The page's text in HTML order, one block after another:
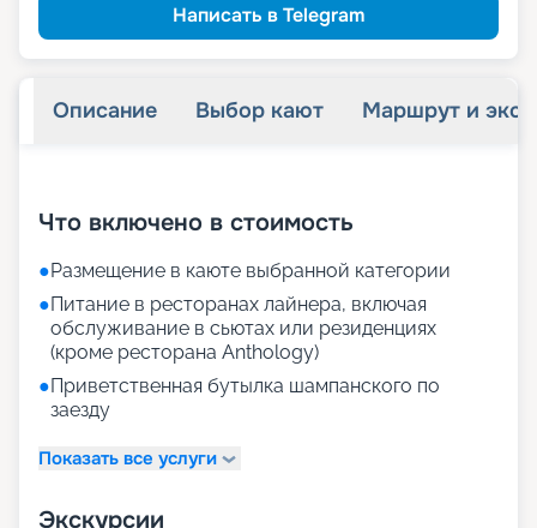
Написать в Telegram
Описание Выбор кают Маршрут и
Что включено в стоимость
●Размещение в каюте выбранной категории
●Питание в ресторанах лайнера, включая
обслуживание в сьютах или резиденциях
(кроме ресторана Anthology)
●Приветственная бутылка шампанского по
заезду
Показать все услуги
Экскурсии